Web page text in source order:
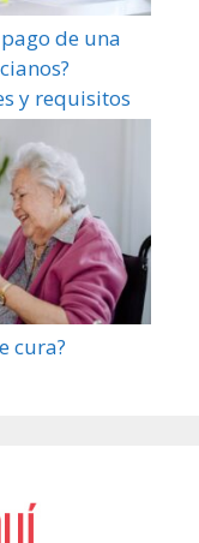
de una
y requisitos
cura?